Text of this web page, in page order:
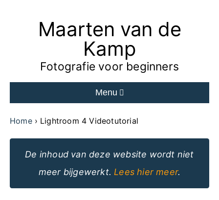
Maarten van de
Kamp
Fotografie voor beginners
Menu
Home Lightroom 4 Videotutorial
De inhoud van deze website wordt niet
meer bijgewerkt. Lees hier meer.